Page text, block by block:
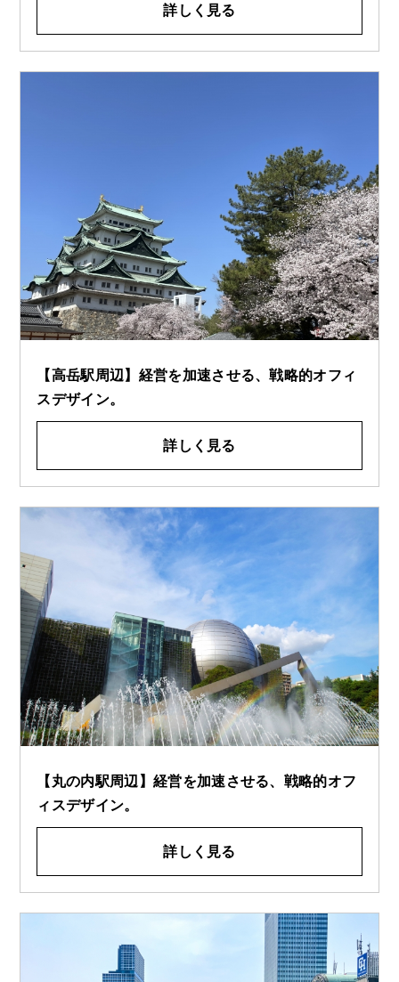
詳しく見る
【高岳駅周辺】経営を加速させる、戦略的オフィ
スデザイン。
詳しく見る
【丸の内駅周辺】経営を加速させる、戦略的オフ
ィスデザイン。
詳しく見る